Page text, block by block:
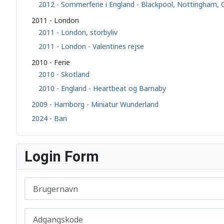
2012 - Sommerferie i England - Blackpool, Nottingham,
2011 - London
2011 - London, storbyliv
2011 - London - Valentines rejse
2010 - Ferie
2010 - Skotland
2010 - England - Heartbeat og Barnaby
2009 - Hamborg - Miniatur Wunderland
2024 - Bari
Login Form